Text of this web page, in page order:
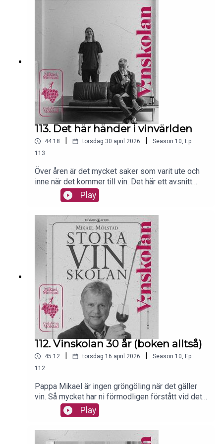
Nebbiolo. Enligt ett citat från podden är den "an
iron fist in a velvet glove". Stämmer det får ni
avgöra själv. Tills dess kan ni lära er allt om
Nebbiolos ursprung, vilka som tillverkar det, hur
regionen är och hur det smakar här, rakt in i örat.
113. Det här händer i vinvärlden
44:18 torsdag 30 april 2026 Season 10, Ep.
113
Över åren är det mycket saker som varit ute och
inne när det kommer till vin. Det här ett avsnitt
som handlar om det senare. Inte krångligare än
Play
112. Vinskolan 30 år (boken alltså)
45:12 torsdag 16 april 2026 Season 10, Ep.
112
Pappa Mikael är ingen gröngöling när det gäller
vin. Så mycket har ni förmodligen förstått vid det
här laget, hoppas vi. Men hur många olika böcker
han skrivit om vin kanske ni inte har koll på. En av
böckerna, och den som vår podd är startade i,
heter just Stora Vinskolan. Och i år fyller den 30 år
Play